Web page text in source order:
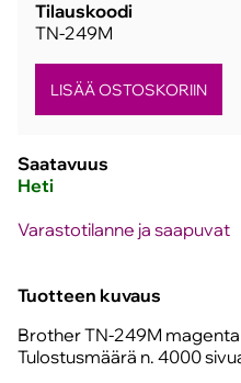
Tilauskoodi
TN-249M
Saatavuus
Heti
Varastotilanne ja saapuvat
Tuotteen kuvaus
Brother TN-249M
Tulostusmäärä n. 4000